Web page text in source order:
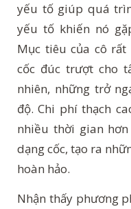
yếu tố giúp quá
yếu tố khiến nó
Mục tiêu của cô
cốc đúc trượt cho
nhiên, những trở
độ. Chi phí thạch
nhiều thời gian
dạng cốc, tạo ra
hoàn hảo.
Nhận thấy phương